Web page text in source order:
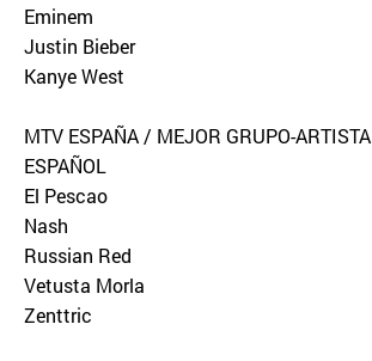
Eminem
Justin Bieber
Kanye West
MTV ESPAÑA / MEJOR GRUPO-ARTISTA
ESPAÑOL
El Pescao
Nash
Russian Red
Vetusta Morla
Zenttric